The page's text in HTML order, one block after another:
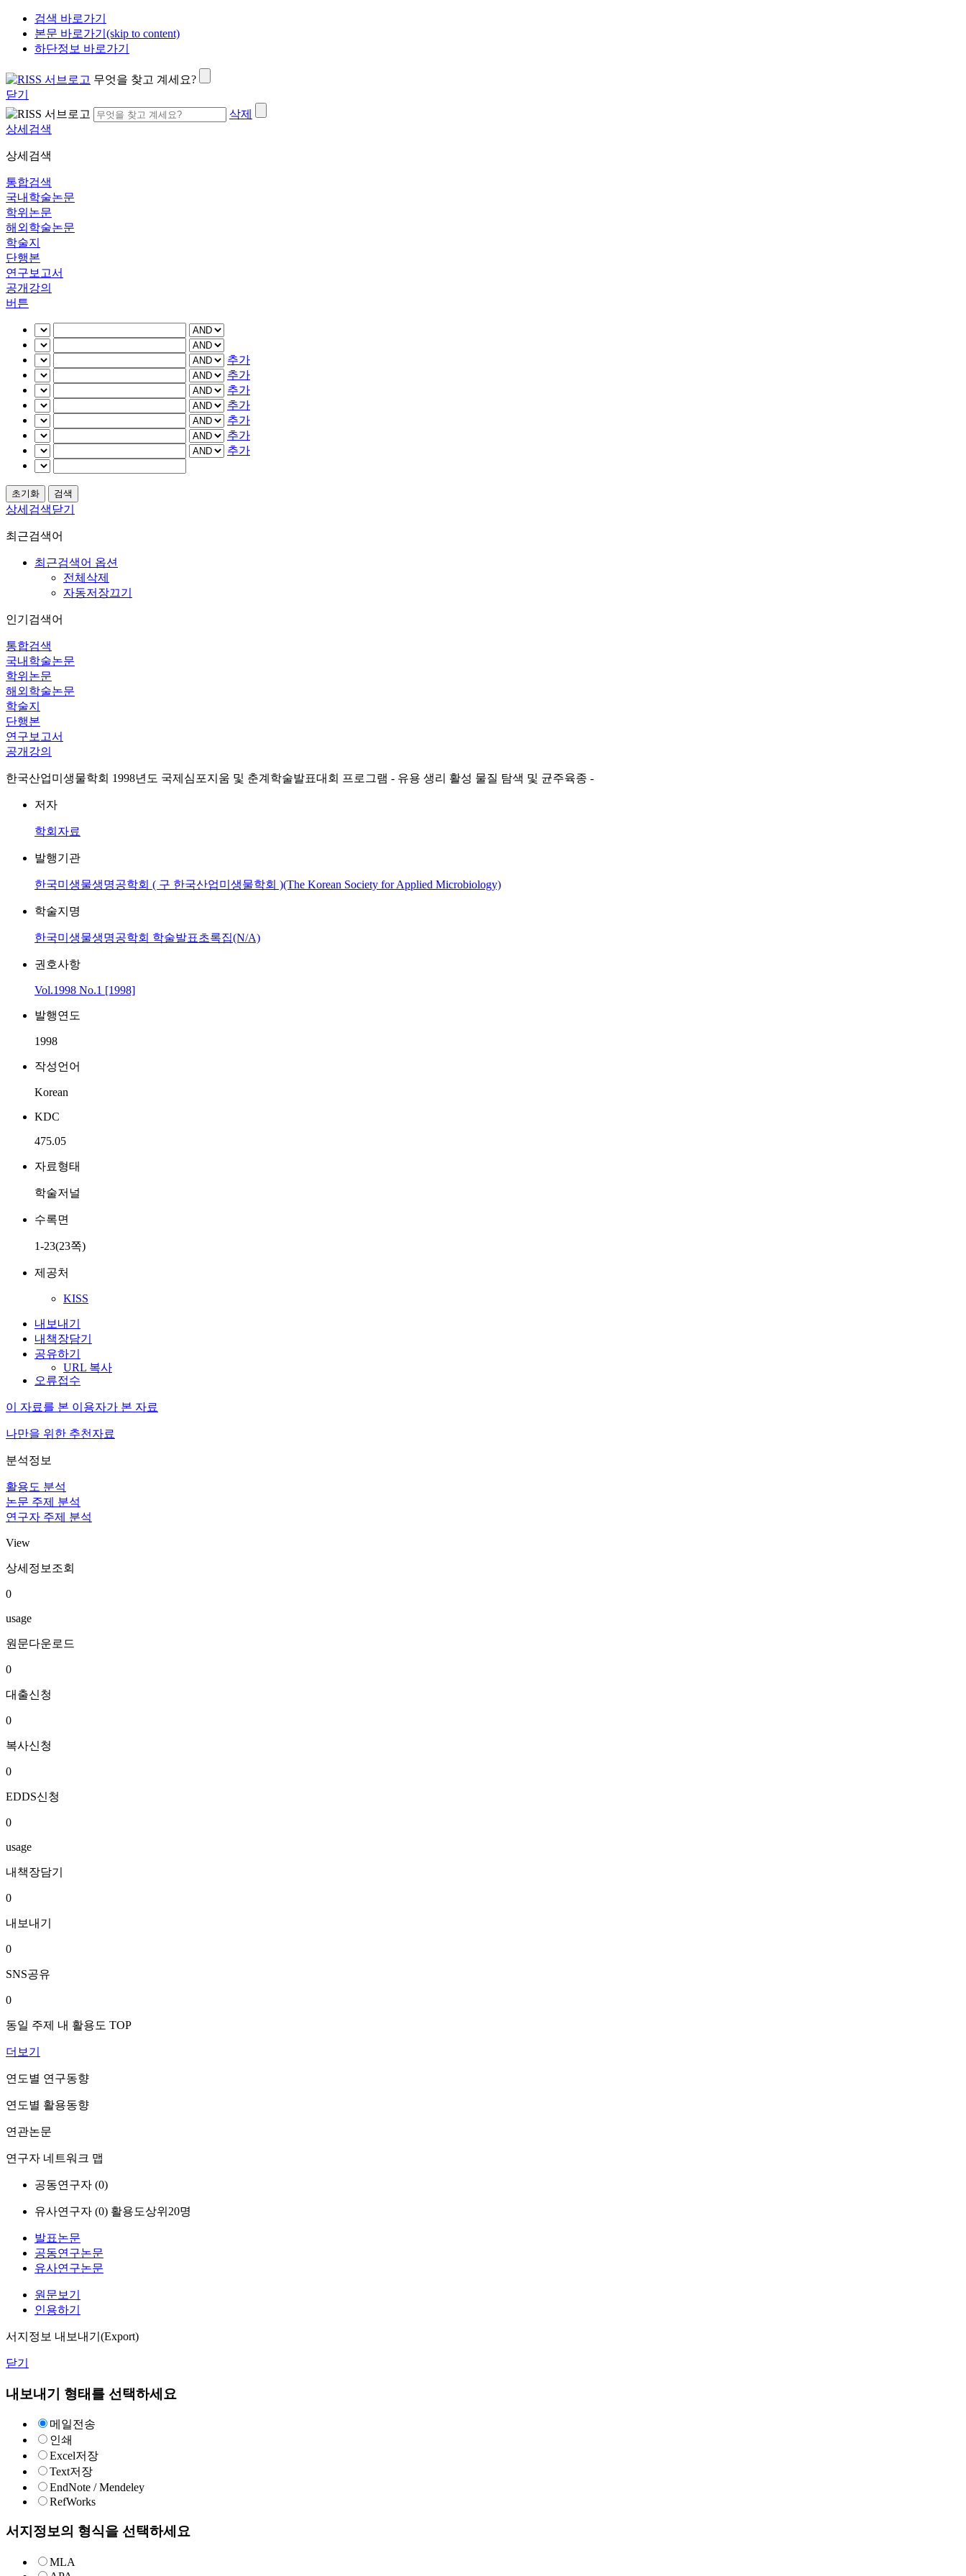
검색 바로가기
본문 바로가기(skip to content)
하단정보 바로가기
무엇을 찾고 계세요?
닫기
삭제
상세검색
상세검색
통합검색
국내학술논문
학위논문
해외학술논문
학술지
단행본
연구보고서
공개강의
버튼
추가
추가
추가
추가
추가
추가
추가
상세검색닫기
최근검색어
최근검색어 옵션
전체삭제
자동저장끄기
인기검색어
통합검색
국내학술논문
학위논문
해외학술논문
학술지
단행본
연구보고서
공개강의
한국산업미생물학회 1998년도 국제심포지움 및 춘계학술발표대회 프로그램 - 유용 생리 활성 물질 탐색 및 균주육종 -
저자
학회자료
발행기관
한국미생물생명공학회 ( 구 한국산업미생물학회 )(The Korean Society for Applied Microbiology)
학술지명
한국미생물생명공학회 학술발표초록집(N/A)
권호사항
Vol.1998 No.1 [1998]
발행연도
1998
작성언어
Korean
KDC
475.05
자료형태
학술저널
수록면
1-23(23쪽)
제공처
KISS
내보내기
내책장담기
공유하기
URL 복사
오류접수
이 자료를 본 이용자가 본 자료
나만을 위한 추천자료
분석정보
활용도 분석
논문 주제 분석
연구자 주제 분석
View
상세정보조회
0
usage
원문다운로드
0
대출신청
0
복사신청
0
EDDS신청
0
usage
내책장담기
0
내보내기
0
SNS공유
0
동일 주제 내 활용도 TOP
더보기
연도별 연구동향
연도별 활용동향
연관논문
연구자 네트워크 맵
공동연구자 (0)
유사연구자 (0) 활용도상위20명
발표논문
공동연구논문
유사연구논문
원문보기
인용하기
서지정보 내보내기(Export)
닫기
내보내기 형태를 선택하세요
메일전송
인쇄
Excel저장
Text저장
EndNote / Mendeley
RefWorks
서지정보의 형식을 선택하세요
MLA